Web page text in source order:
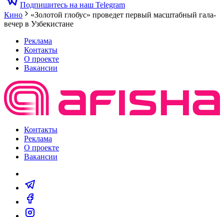
Подпишитесь на наш Telegram
Кино
«Золотой глобус» проведет первый масштабный гала-
вечер в Узбекистане
Реклама
Контакты
О проекте
Вакансии
Контакты
Реклама
О проекте
Вакансии